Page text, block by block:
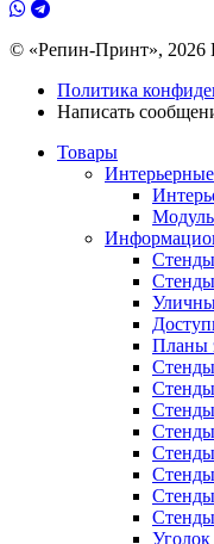
© «Репин-Принт», 2026
Политика
Написать
Товары
Стенды
Планы
Стенды
Стенды
Стенды
Стенды